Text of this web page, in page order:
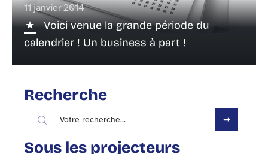
11 janvier 2014
Voici venue la grande période du
calendrier ! Un business à part !
Recherche
Sous les projecteurs